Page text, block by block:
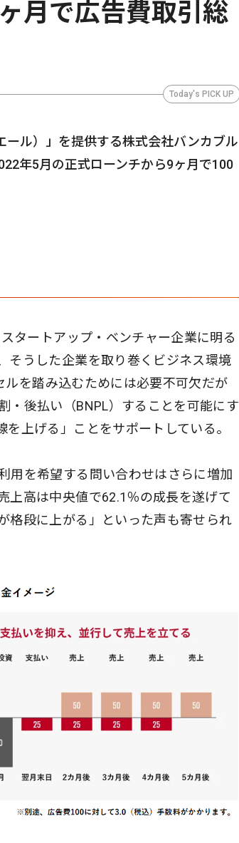
月で広告費取引総
Today's PICK UP
ール）」を提供する株式会社バンカブル
年5月の正式ローンチから9ヶ月で100
タートアップ・ベンチャー企業に明る
そうした企業を取り巻くビジネス環境
ルを踏み込むためには必要不可欠だが
・後払い（BNPL）することを可能にす
上げる」ことをサポートしている。
用を希望する問い合わせはさらに増加
上高は中央値で62.1％の成長を遂げて
格段に上がる」といった声も寄せられ